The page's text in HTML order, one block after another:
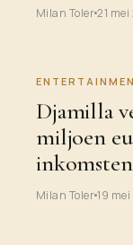
Milan Toler21
Djamilla
miljoen
inkomsten
Milan Toler19